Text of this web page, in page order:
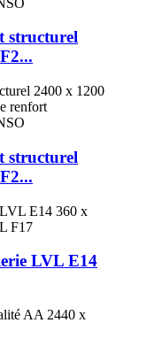
structurel
structurel
LVL E14